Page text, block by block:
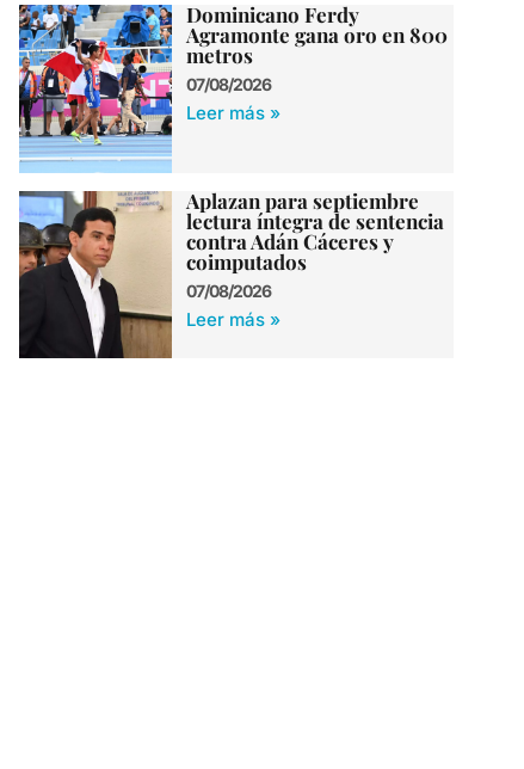
Dominicano Ferdy
Agramonte gana oro en 800
metros
07/08/2026
Leer más »
Aplazan para septiembre
lectura íntegra de sentencia
contra Adán Cáceres y
coimputados
07/08/2026
Leer más »